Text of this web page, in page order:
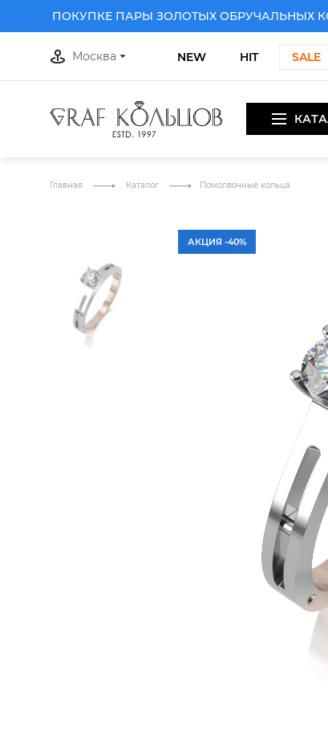
ПОКУПКЕ ПАРЫ ЗОЛОТЫХ ОБРУЧАЛЬНЫХ
Москва NEW HIT SALE
Главная Каталог Помолвочные кольца
АКЦИЯ -40%